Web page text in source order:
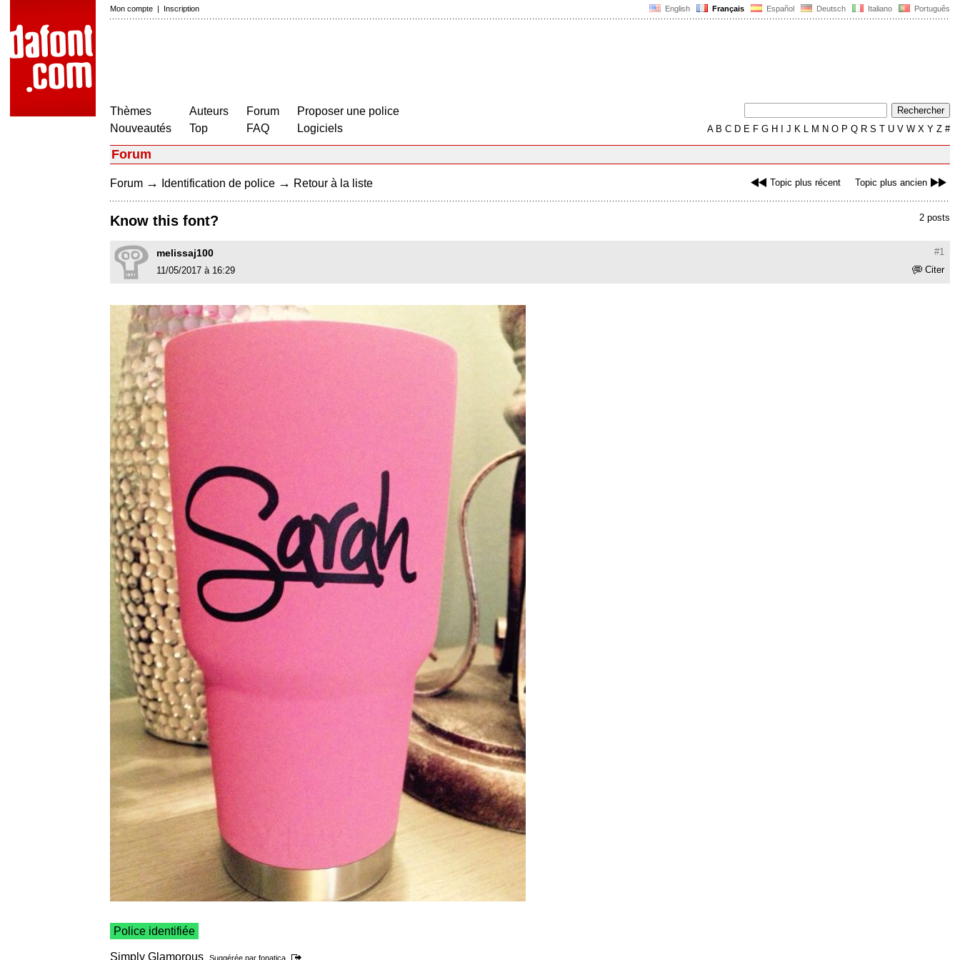
English Français Español Deutsch Italiano Português
Mon compte | Inscription
Thèmes
Nouveautés
Auteurs
Top
Forum
FAQ
Proposer une police
Logiciels
AB C D E F G H J K L M N O P Q R S T U V W X Y Z #
Forum
Topic plus récent Topic plus ancien
Forum → Identification de police → Retour à la liste
2 posts
Know this font?
#1
melissaj100
Citer
11/05/2017 à 16:29
Police identifiée
Simply Glamorous Suggérée par fonatica